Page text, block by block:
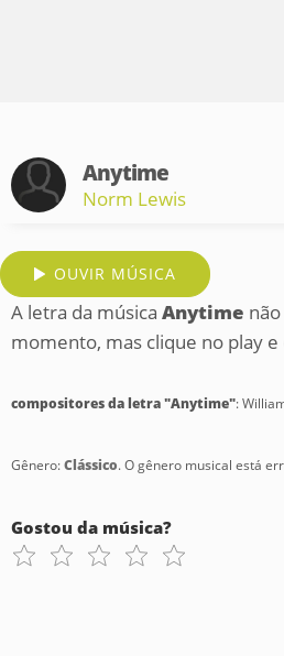
Anytime
Norm Lewis
OUVIR MÚSICA
A letra da música Anytime
momento, mas clique no play e
compositores da letra "Anytime":
Gênero:Clássico. O gênero musical está
Gostou da música?